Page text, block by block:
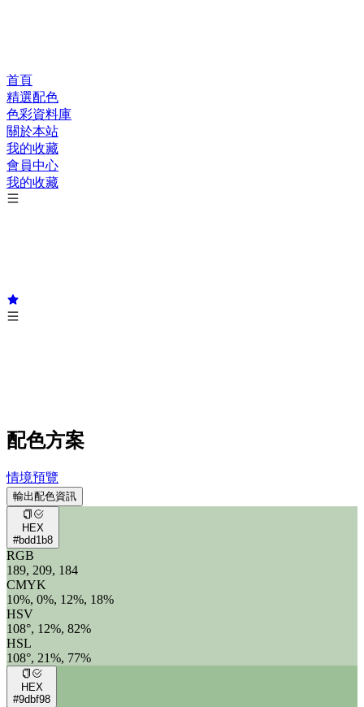
首頁
精選配色
色彩資料庫
關於本站
我的收藏
會員中心
我的收藏
配色方案
情境預覽
輸出配色資訊
HEX
#bdd1b8
RGB
189, 209, 184
CMYK
10%, 0%, 12%, 18%
HSV
108°, 12%, 82%
HSL
108°, 21%, 77%
HEX
#9dbf98